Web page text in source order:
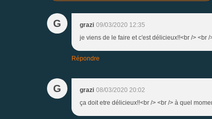
G grazi 09/03/2020 12:35
je viens de le faire et c'est délicieux!!<br /> <br /
Répondre
G grazi 08/03/2020 20:02
ça doit etre délicieux!!<br /> <br /> à quel